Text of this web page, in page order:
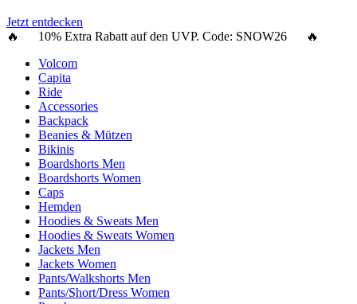
Jetzt entdecken
🔥 10% Extra Rabatt auf den UVP. Code: SNOW26 🔥
Volcom
Capita
Ride
Accessories
Backpack
Beanies & Mützen
Bikinis
Boardshorts Men
Boardshorts Women
Caps
Hemden
Hoodies & Sweats Men
Hoodies & Sweats Women
Jackets Men
Jackets Women
Pants/Walkshorts Men
Pants/Short/Dress Women